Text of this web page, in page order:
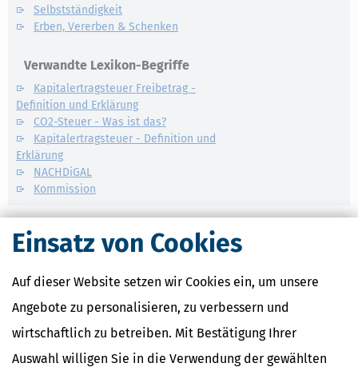
Einsatz von Cookies
Auf dieser Website setzen wir Cookies ein, um unsere
Angebote zu personalisieren, zu verbessern und
wirtschaftlich zu betreiben. Mit Bestätigung Ihrer
Auswahl willigen Sie in die Verwendung der gewählten
Selbstständigkeit
Erben, Vererben & Schenken
Verwandte Lexikon-Begriffe
Kapitalertragsteuer Freibetrag -
Definition und Erklärung
CO2-Steuer - Was ist das?
Kapitalertragsteuer - Definition und
Erklärung
NACHDiGAL
Kommission